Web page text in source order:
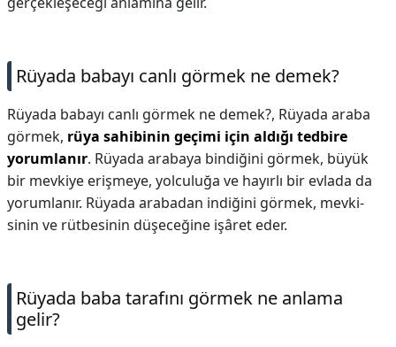
Rüyada babayı canlı görmek ne demek?
Rüyada babayı canlı görmek ne demek?, Rüyada araba
görmek, rüya sahibinin geçimi için aldığı tedbire
yorumlanır. Rüyada arabaya bindiğini görmek, büyük
bir mevkiye erişmeye, yolculuğa ve hayırlı bir evlada da
yorumlanır. Rüyada arabadan indiğini görmek, mevki-
sinin ve rütbesinin düşeceğine işâret eder.
Rüyada baba tarafını görmek ne anlama
gelir?